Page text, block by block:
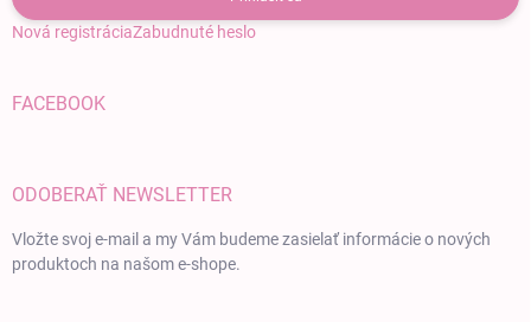
Nová registráciaZabudnuté heslo
FACEBOOK
ODOBERAŤ NEWSLETTER
Vložte svoj e-mail a my Vám budeme zasielať informácie o nových
produktoch na našom e-shope.